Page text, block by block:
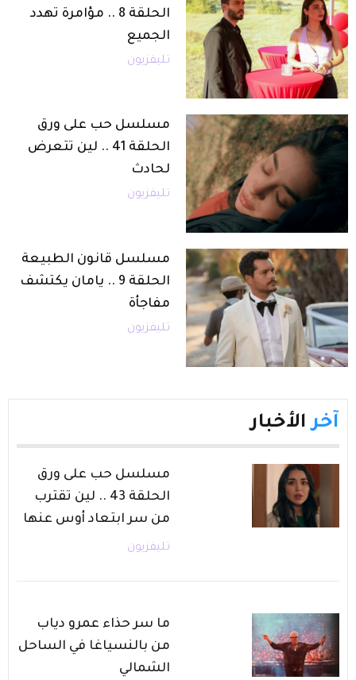
الحلقة 8 .. مؤامرة تهدد
الجميع
تليفزيون
مسلسل حب على ورق
الحلقة 41 .. لين تتعرض
لحادث
تليفزيون
مسلسل قانون الطبيعة
الحلقة 9 .. يامان يكتشف
مفاجأة
تليفزيون
آخر الأخبار
مسلسل حب على ورق
الحلقة 43 .. لين تقترب
من سر ابتعاد أوس عنها
تليفزيون
ما سر حذاء عمرو دياب
من بالنسياغا في الساحل
الشمالي